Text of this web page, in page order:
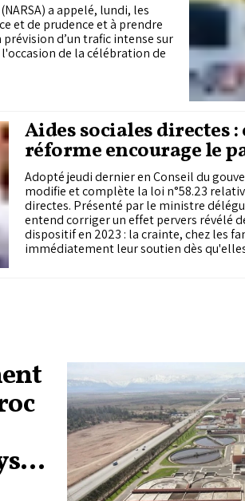
a appelé, lundi, les
et de prudence et à prendre
d’un trafic intense sur
de la célébration de
Aides sociales directes
réforme encourage le
formel
Adopté jeudi dernier en Conseil du
modifie et complète la loi n°58.23
directes. Présenté par le ministre
entend corriger un effet pervers révélé
dispositif en 2023 : la crainte, chez les
immédiatement leur soutien dès